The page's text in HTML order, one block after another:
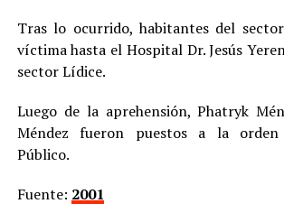
Tras lo ocurrido, habitantes del
víctima hasta el Hospital Dr. Jesús
sector Lídice.
Luego de la aprehensión, Phatryk
Méndez fueron puestos a la
Público.
Fuente: 2001